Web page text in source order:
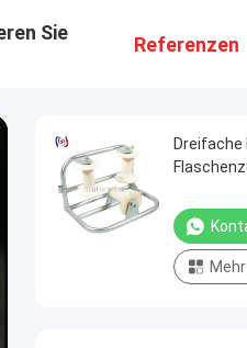
Sie
Referenzen
Dreifache